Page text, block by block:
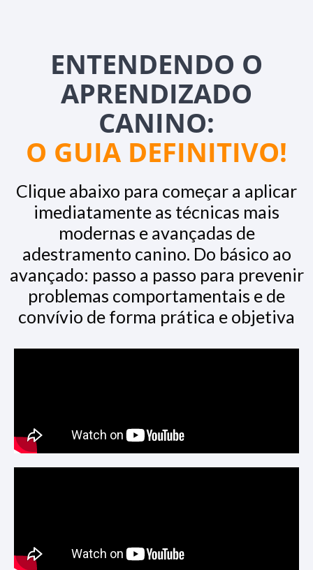
ENTENDENDO O
APRENDIZADO
CANINO:
O GUIA DEFINITIVO!
Clique abaixo para começar a aplicar
imediatamente as técnicas mais
modernas e avançadas de
adestramento canino. Do básico ao
avançado: passo a passo para prevenir
problemas comportamentais e de
convívio de forma prática e objetiva